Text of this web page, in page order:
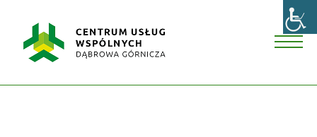
content
Centrum
Usług
Wspólnych
Górniczej